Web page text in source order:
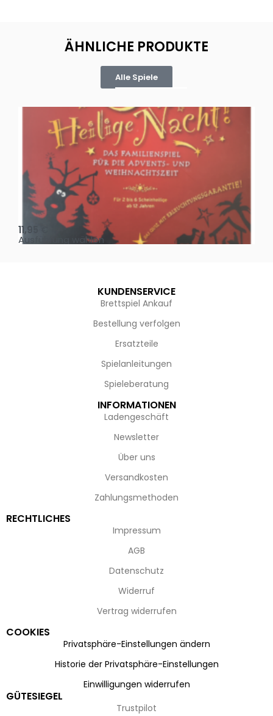
ÄHNLICHE PRODUKTE
Alle Spiele
Oh, heilige Nacht!
11,95
Ausführung wählen
KUNDENSERVICE
Brettspiel Ankauf
Bestellung verfolgen
Ersatzteile
Spielanleitungen
Spieleberatung
INFORMATIONEN
Ladengeschäft
Newsletter
Über uns
Versandkosten
Zahlungsmethoden
RECHTLICHES
Impressum
AGB
Datenschutz
Widerruf
Vertrag widerrufen
COOKIES
Privatsphäre-Einstellungen ändern
Historie der Privatsphäre-Einstellungen
Einwilligungen widerrufen
GÜTESIEGEL
Trustpilot